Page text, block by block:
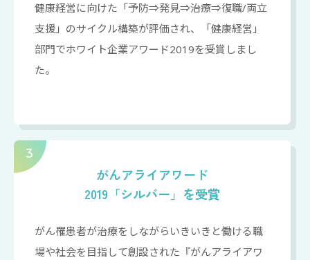
健康経営に向けた「予防⇒発見⇒治療⇒復職/両立
支援」のサイクル構築が評価され、「健康経営」
部門でホワイト企業アワード2019を受賞しまし
た。
3
がんアライアワード
2019「シルバー」を受賞
がん罹患者が治療をしながらいきいきと働ける職
場や社会を目指して創設された『がんアライアワ